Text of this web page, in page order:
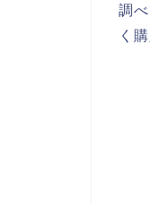
調
く